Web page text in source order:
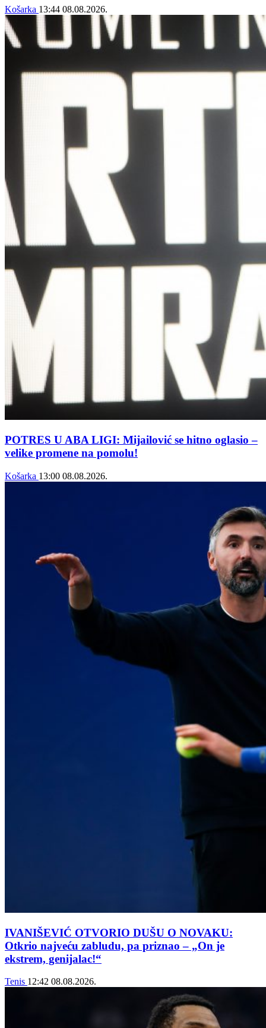
Košarka 13:44 08.08.2026.
POTRES U ABA LIGI: Mijailović se hitno oglasio –
velike promene na pomolu!
Košarka 13:00 08.08.2026.
IVANIŠEVIĆ OTVORIO DUŠU O NOVAKU:
Otkrio najveću zabludu, pa priznao – „On je
ekstrem, genijalac!“
Tenis 12:42 08.08.2026.